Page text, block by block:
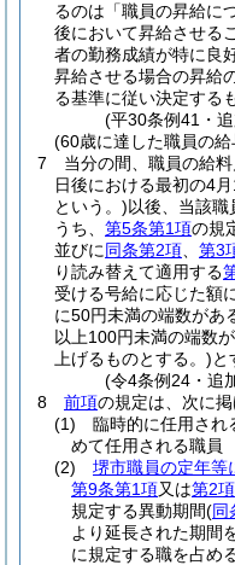
るのは「職員の昇給に
後において昇給させる
者の勤務成績が特に良
昇給させる場合の昇給
る基準に従い決定する
(平30条例41・
(60歳に達した職員の
7
当分の間、職員の給
日後における最初の4月
という。)以後、当該
うち、 第5条第1項の規
並びに同条第2項 第3
り読み替えて適用する
受ける号給に応じた額
に50円未満の端数があ
以上100円未満の端数
上げるものとする。)と
(令4条例24・追
8
前項の規定は、次に掲
(1)
臨時的に任用され
めて任用される職員
(2)
堺市職員の定年等
第9条第1項又は第2項
規定する異動期間(同
より延長された期間
に規定する職を占め